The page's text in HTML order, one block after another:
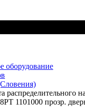
оборудование
1101000 прозр.